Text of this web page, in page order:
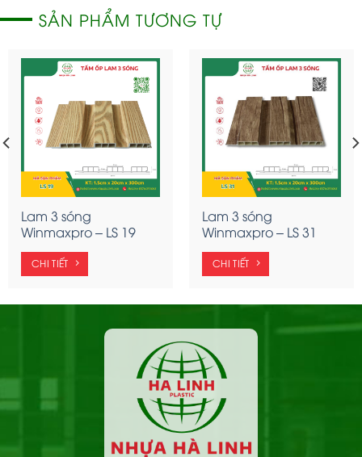
SẢN PHẨM TƯƠNG TỰ
Lam 3 sóng
Winmaxpro – LS 19
CHI TIẾT
Lam 3 sóng
Winmaxpro – LS 31
CHI TIẾT